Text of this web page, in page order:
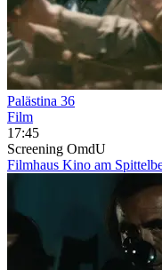
Palästina 36
Film
17:45
Screening OmdU
Filmhaus Kino am